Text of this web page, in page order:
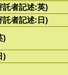
託者記述:英)
託者記述:日)
)
)